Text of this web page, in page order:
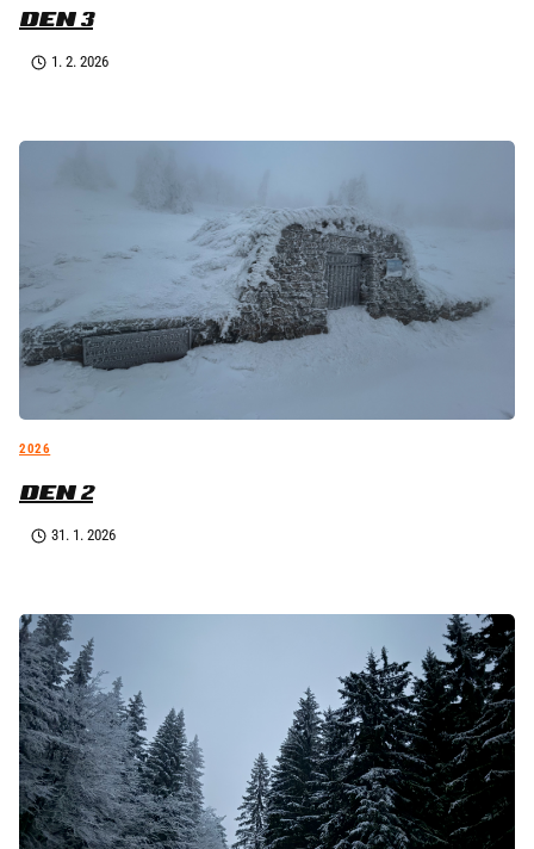
DEN 3
1. 2. 2026
2026
DEN 2
31. 1. 2026